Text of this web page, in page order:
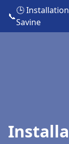
📞
🕒
Savine